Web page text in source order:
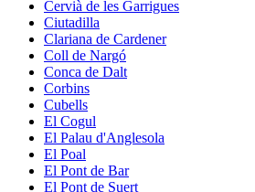
Cervià de les Garrigues
Ciutadilla
Clariana de Cardener
Coll de Nargó
Conca de Dalt
Corbins
Cubells
El Cogul
El Palau d'Anglesola
El Poal
El Pont de Bar
El Pont de Suert